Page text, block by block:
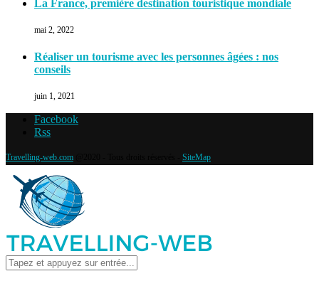
La France, première destination touristique mondiale
mai 2, 2022
Réaliser un tourisme avec les personnes âgées : nos
conseils
juin 1, 2021
Facebook
Rss
Travelling-web.com SiteMap